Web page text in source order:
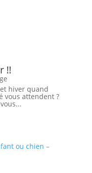
!!
hiver quand
vous attendent ?